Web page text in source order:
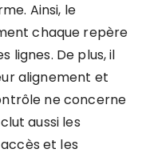
Ainsi, le
chaque repère
lignes. De plus, il
alignement et
ne concerne
aussi les
et les